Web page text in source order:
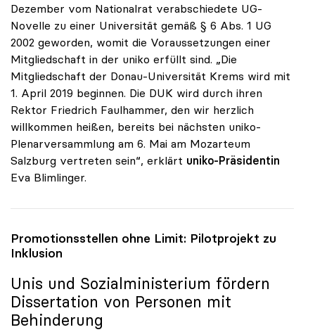
Dezember vom Nationalrat verabschiedete UG-
Novelle zu einer Universität gemäß § 6 Abs. 1 UG
2002 geworden, womit die Voraussetzungen einer
Mitgliedschaft in der uniko erfüllt sind. „Die
Mitgliedschaft der Donau-Universität Krems wird mit
1. April 2019 beginnen. Die DUK wird durch ihren
Rektor Friedrich Faulhammer, den wir herzlich
willkommen heißen, bereits bei nächsten uniko-
Plenarversammlung am 6. Mai am Mozarteum
Salzburg vertreten sein“, erklärt uniko-Präsidentin
Eva Blimlinger.
Promotionsstellen ohne Limit: Pilotprojekt zu
Inklusion
Unis und Sozialministerium fördern
Dissertation von Personen mit
Behinderung